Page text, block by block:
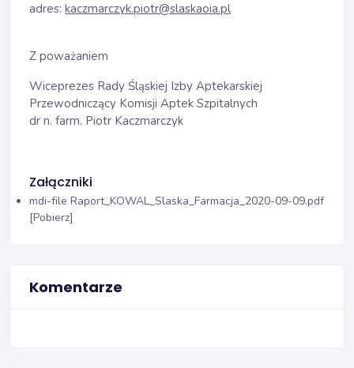
adres: kaczmarczyk.piotr@slaskaoia.pl
Z poważaniem
Wiceprezes Rady Śląskiej Izby Aptekarskiej
Przewodniczący Komisji Aptek Szpitalnych
dr n. farm. Piotr Kaczmarczyk
Załączniki
mdi-file Raport_KOWAL_Slaska_Farmacja_2020-09-09.pdf
[Pobierz]
Komentarze